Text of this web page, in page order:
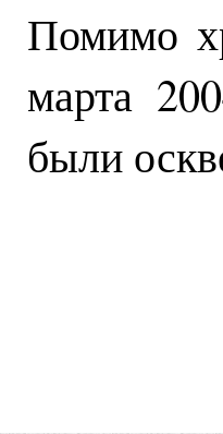
Помимо
марта
были